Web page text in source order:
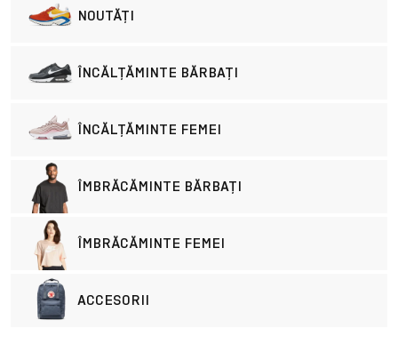
NOUTĂȚI
ÎNCĂLȚĂMINTE BĂRBAȚI
ÎNCĂLȚĂMINTE FEMEI
ÎMBRĂCĂMINTE BĂRBAȚI
ÎMBRĂCĂMINTE FEMEI
ACCESORII